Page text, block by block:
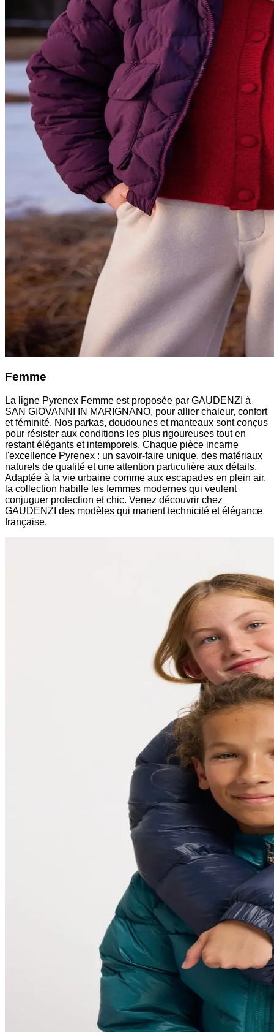
Femme
La ligne Pyrenex Femme est proposée par GAUDENZI à
SAN GIOVANNI IN MARIGNANO, pour allier chaleur, confort
et féminité. Nos parkas, doudounes et manteaux sont conçus
pour résister aux conditions les plus rigoureuses tout en
restant élégants et intemporels. Chaque pièce incarne
l'excellence Pyrenex : un savoir-faire unique, des matériaux
naturels de qualité et une attention particulière aux détails.
Adaptée à la vie urbaine comme aux escapades en plein air,
la collection habille les femmes modernes qui veulent
conjuguer protection et chic. Venez découvrir chez
GAUDENZI des modèles qui marient technicité et élégance
française.